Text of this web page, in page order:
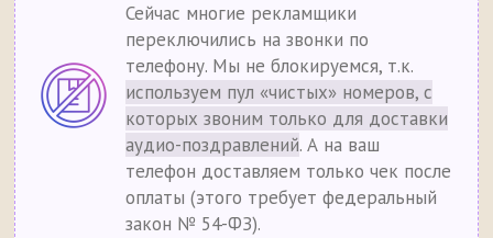
Сейчас многие рекламщики
переключились на звонки по
телефону. Мы не блокируемся, т.к.
используем пул «чистых» номеров, с
которых звоним только для доставки
аудио-поздравлений. А на ваш
телефон доставляем только чек после
оплаты (этого требует федеральный
закон № 54-ФЗ).